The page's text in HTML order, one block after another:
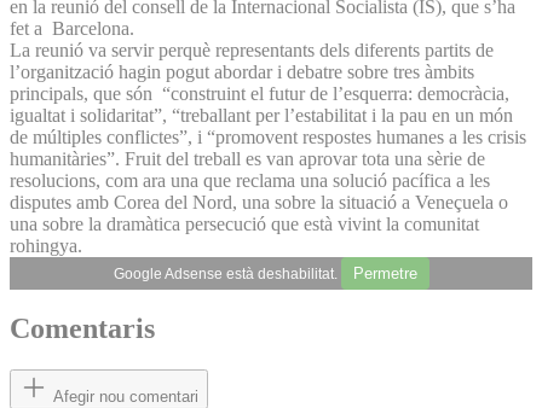
en la reunió del consell de la Internacional Socialista (IS), que s’ha
fet a Barcelona.
La reunió va servir perquè representants dels diferents partits de
l’organització hagin pogut abordar i debatre sobre tres àmbits
principals, que són “construint el futur de l’esquerra: democràcia,
igualtat i solidaritat”, “treballant per l’estabilitat i la pau en un món
de múltiples conflictes”, i “promovent respostes humanes a les crisis
humanitàries”. Fruit del treball es van aprovar tota una sèrie de
resolucions, com ara una que reclama una solució pacífica a les
disputes amb Corea del Nord, una sobre la situació a Veneçuela o
una sobre la dramàtica persecució que està vivint la comunitat
rohingya.
Google Adsense està deshabilitat. Permetre
Comentaris
Afegir nou comentari